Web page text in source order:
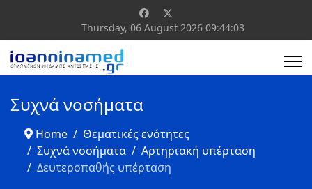
Thursday, 06 August 2026 09:44:04
Συχνά νοσήματα
Home
Θεματικές ενότητες
Συχνά νοσήματα
Αρτηριακή υπέρταση
Δευτεροπαθής υπέρταση